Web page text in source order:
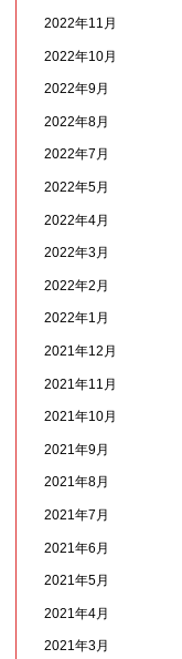
2022年11月
2022年10月
2022年9月
2022年8月
2022年7月
2022年5月
2022年4月
2022年3月
2022年2月
2022年1月
2021年12月
2021年11月
2021年10月
2021年9月
2021年8月
2021年7月
2021年6月
2021年5月
2021年4月
2021年3月